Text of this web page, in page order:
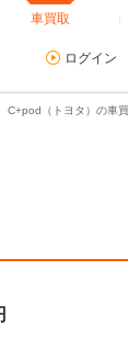
車買取
ログイン
C+pod（トヨタ）の車